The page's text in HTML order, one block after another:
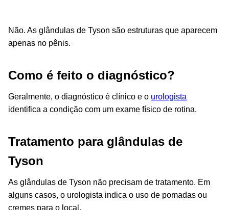
Não. As glândulas de Tyson são estruturas que aparecem
apenas no pênis.
Como é feito o diagnóstico?
Geralmente, o diagnóstico é clínico e o urologista
identifica a condição com um exame físico de rotina.
Tratamento para glândulas de
Tyson
As glândulas de Tyson não precisam de tratamento. Em
alguns casos, o urologista indica o uso de pomadas ou
cremes para o local.